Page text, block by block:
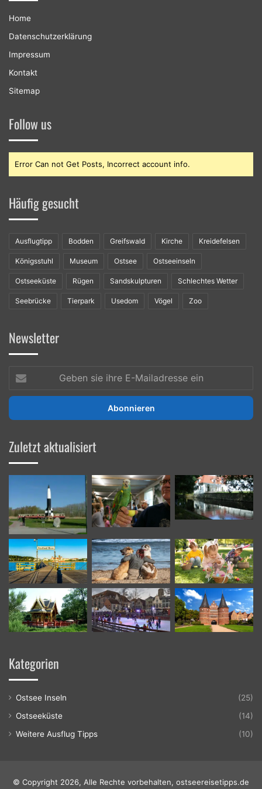
Home
Datenschutzerklärung
Impressum
Kontakt
Sitemap
Follow us
Error Can not Get Posts, Incorrect account info.
Häufig gesucht
Ausflugtipp Bodden Greifswald Kirche Kreidefelsen
Königsstuhl Museum Ostsee Ostseeinseln
Ostseeküste Rügen Sandskulpturen Schlechtes Wetter
Seebrücke Tierpark Usedom Vögel Zoo
Newsletter
sie
ihre
Mailadresse
Zuletzt aktualisiert
Kategorien
Ostsee Inseln
(25)
Ostseeküste
(14)
Weitere Ausflug Tipps
(10)
© Copyright 2026, Alle Rechte vorbehalten, ostseereisetipps.de